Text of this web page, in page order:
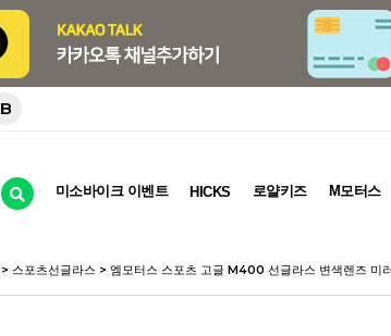
B
미소바이크 이벤트 HICKS 로얄키즈 M모터스
> 스포츠선글라스 > 엠모터스 스포츠 고글 M400 선글라스 변색렌즈 미